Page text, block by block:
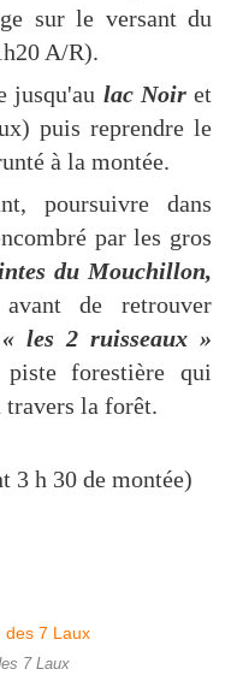
sur le versant du
A/R).
jusqu'au lac Noiret
puis reprendre le
à la montée.
poursuivre dans
par les gros
du Mouchillon,
de retrouver
« les 2 ruisseaux »
forestière qui
travers la forêt.
3 h 30 de montée)
7 Laux